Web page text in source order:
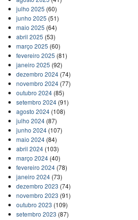
julho 2025 (60)
junho 2025 (51)
maio 2025 (64)
abril 2025 (53)
março 2025 (60)
fevereiro 2025 (81)
janeiro 2025 (92)
dezembro 2024(74)
novembro 2024(77)
outubro 2024(85)
setembro 2024(91)
agosto 2024(108)
julho 2024(87)
junho 2024(107)
maio 2024(84)
abril 2024(103)
março 2024(40)
fevereiro 2024(78)
janeiro 2024(73)
dezembro 2023 (74)
novembro 2023 (91)
outubro 2023 (109)
setembro 2023 (87)